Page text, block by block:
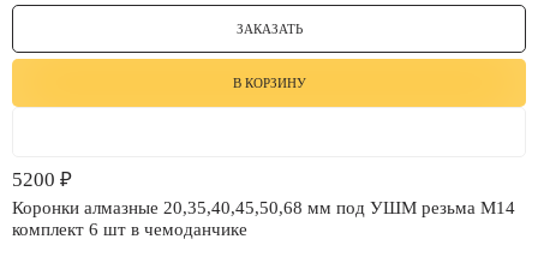
ЗАКАЗАТЬ
В КОРЗИНУ
5200 ₽
Коронки алмазные 20,35,40,45,50,68 мм под УШМ резьма М14
комплект 6 шт в чемоданчике